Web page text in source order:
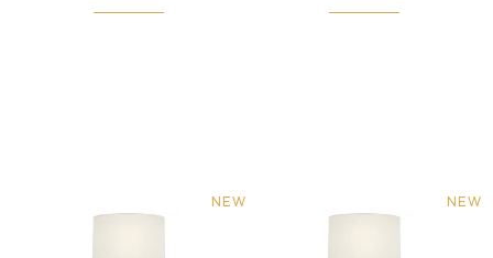
NEW NEW